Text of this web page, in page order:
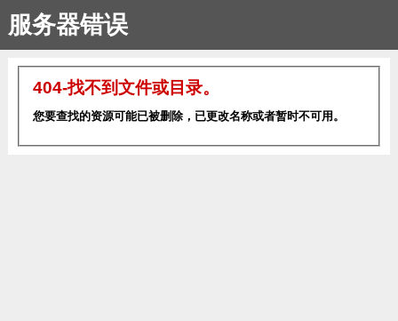
服务器错误
404-找不到文件或目录。
您要查找的资源可能已被删除，已更改名称或者暂时不可用。